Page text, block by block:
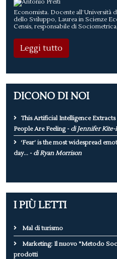
Economista. Docente all’Università
dello Sviluppo, Laurea in Scienze
Censis, responsabile di
Leggi tutto
DICONO DI NOI
This Artificial Intelligence
People Are Feeling - di Jennifer Kite-
‘Fear’ is the most widespread
day... - di Ryan Morrison
I PIÙ LETTI
Mal di turismo
Marketing: Il nuovo "Metodo
prodotti